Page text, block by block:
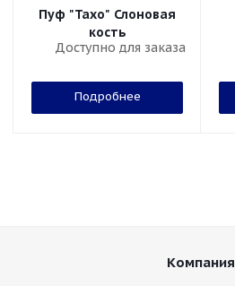
Пуф "Тахо" Слоновая
кость
Доступно для заказа
Подробнее
Компания